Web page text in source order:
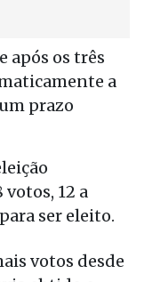
após os três
a
prazo
12 a
ser eleito.
votos desde